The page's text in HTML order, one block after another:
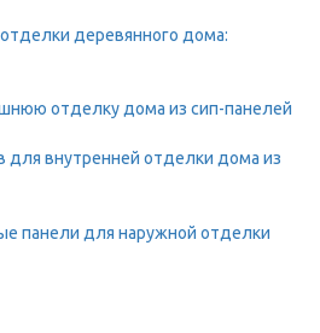
деревянного дома:
отделку дома из сип-панелей
для внутренней отделки дома из
панели для наружной отделки